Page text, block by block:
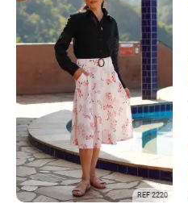
REF 2220